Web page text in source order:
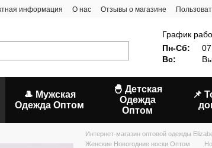
информация О нас Отзывы о магазине
График
Пн-Сб:
Вс:
🎩 Мужская
Одежда Оптом
🐣 Детская
Одежда
Оптом
📌
Интернет-магазин оптовой одежды
Женские Новогодние носки Оптом